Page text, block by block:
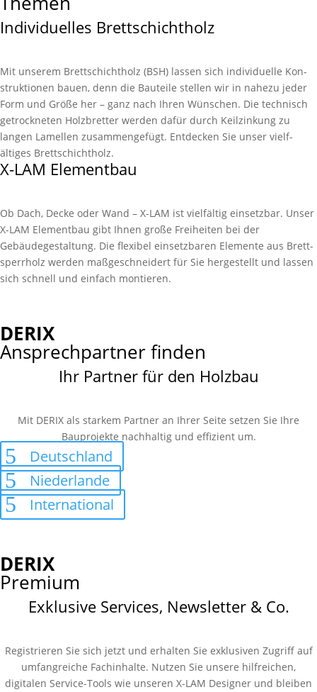
Individuelles Brettschichtholz
Mit unserem Brett­schichtholz (BSH) lassen sich individuelle Kon­
struk­tionen bauen, denn die Bau­­teile stellen wir in nahe­zu jeder
Form und Größe her – ganz nach Ihren Wünschen. Die technisch
getrock­neten Holz­­bretter werden dafür durch Keil­­zinkung zu
langen Lamellen zusammen­­gefügt. Entdecken Sie unser vielf­
ältiges Brett­schichtholz.
X-LAM Elementbau
Ob Dach, Decke oder Wand – X-LAM ist vielfältig einsetzbar. Unser
X-LAM Element­bau gibt Ihnen große Frei­heiten bei der
Gebäudegestaltung. Die flexibel einsetz­baren Elemente aus Brett­
sperrholz werden maßge­schneidert für Sie hergestellt und lassen
sich schnell und einfach montieren.
DERIX
Ansprechpartner finden
Ihr Partner für den Holzbau
Mit DERIX als starkem Partner an Ihrer Seite setzen Sie Ihre
Bauprojekte nachhaltig und effizient um.
Deutschland
Niederlande
International
DERIX
Premium
Exklusive Services, Newsletter & Co.
Registrieren Sie sich jetzt und erhalten Sie exklusiven Zugriff auf
umfangreiche Fachinhalte. Nutzen Sie unsere hilfreichen,
digitalen Service-Tools wie unseren X-LAM Designer und bleiben